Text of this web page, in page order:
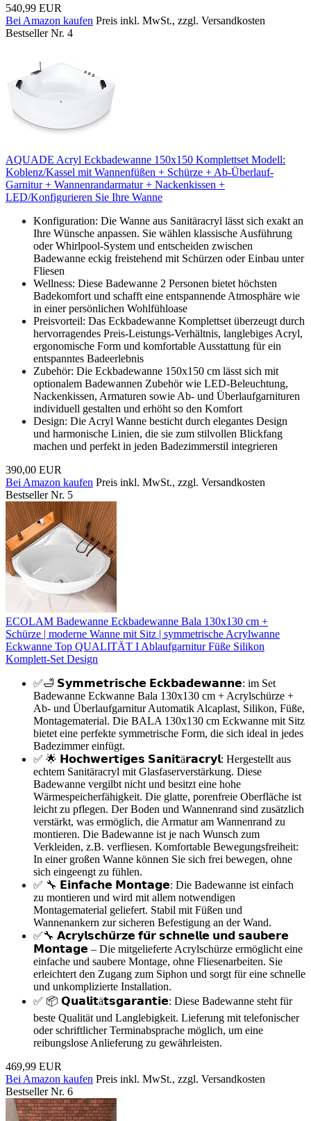
540,99 EUR
Bei Amazon kaufen Preis inkl. MwSt., zzgl. Versandkosten
Bestseller Nr. 4
AQUADE Acryl Eckbadewanne 150x150 Komplettset Modell:
Koblenz/Kassel mit Wannenfüßen + Schürze + Ab-Überlauf-
Garnitur + Wannenrandarmatur + Nackenkissen +
LED/Konfigurieren Sie Ihre Wanne
Konfiguration: Die Wanne aus Sanitäracryl lässt sich exakt an
Ihre Wünsche anpassen. Sie wählen klassische Ausführung
oder Whirlpоol-System und entscheiden zwischen
Badewanne eckig freistehend mit Schürzen oder Einbau unter
Fliesen
Wellness: Diese Badewanne 2 Personen bietet höchsten
Badekomfort und schafft eine entspannende Atmosphäre wie
in einer persönlichen Wohlfühloase
Preisvorteil: Das Eckbadewanne Komplettset überzeugt durch
hervorragendes Preis-Leistungs-Verhältnis, langlebiges Acryl,
ergonomische Form und komfortable Ausstattung für ein
entspanntes Badeerlebnis
Zubehör: Die Eckbadewanne 150x150 cm lässt sich mit
optionalem Badewannen Zubehör wie LED-Beleuchtung,
Nackenkissen, Armaturen sowie Ab- und Überlaufgarnituren
individuell gestalten und erhöht so den Komfort
Design: Die Acryl Wanne besticht durch elegantes Design
und harmonische Linien, die sie zum stilvollen Blickfang
machen und perfekt in jeden Badezimmerstil integrieren
390,00 EUR
Bei Amazon kaufen Preis inkl. MwSt., zzgl. Versandkosten
Bestseller Nr. 5
ECOLAM Badewanne Eckbadewanne Bala 130x130 cm +
Schürze | moderne Wanne mit Sitz | symmetrische Acrylwanne
Eckwanne Top QUALITÄT I Ablaufgarnitur Füße Silikon
Komplett-Set Design
✅🛁 𝗦𝘆𝗺𝗺𝗲𝘁𝗿𝗶𝘀𝗰𝗵𝗲 𝗘𝗰𝗸𝗯𝗮𝗱𝗲𝘄𝗮𝗻𝗻𝗲: im Set
Badewanne Eckwanne Bala 130x130 cm + Acrylschürze +
Ab- und Überlaufgarnitur Automatik Alcaplast, Silikon, Füße,
Montagematerial. Die BALA 130x130 cm Eckwanne mit Sitz
bietet eine perfekte symmetrische Form, die sich ideal in jedes
Badezimmer einfügt.
✅ 🌟 𝗛𝗼𝗰𝗵𝘄𝗲𝗿𝘁𝗶𝗴𝗲𝘀 𝗦𝗮𝗻𝗶𝘁ä𝗿𝗮𝗰𝗿𝘆𝗹: Hergestellt aus
echtem Sanitäracryl mit Glasfaserverstärkung. Diese
Badewanne vergilbt nicht und besitzt eine hohe
Wärmespeicherfähigkeit. Die glatte, porenfreie Oberfläche ist
leicht zu pflegen. Der Boden und Wannenrand sind zusätzlich
verstärkt, was ermöglich, die Armatur am Wannenrand zu
montieren. Die Badewanne ist je nach Wunsch zum
Verkleiden, z.B. verfliesen. Komfortable Bewegungsfreiheit:
In einer großen Wanne können Sie sich frei bewegen, ohne
sich eingeengt zu fühlen.
✅ 🔧 𝗘𝗶𝗻𝗳𝗮𝗰𝗵𝗲 𝗠𝗼𝗻𝘁𝗮𝗴𝗲: Die Badewanne ist einfach
zu montieren und wird mit allem notwendigen
Montagematerial geliefert. Stabil mit Füßen und
Wannenankern zur sicheren Befestigung an der Wand.
✅🔧 𝗔𝗰𝗿𝘆𝗹𝘀𝗰𝗵𝘂̈𝗿𝘇𝗲 𝗳𝘂̈𝗿 𝘀𝗰𝗵𝗻𝗲𝗹𝗹𝗲 𝘂𝗻𝗱 𝘀𝗮𝘂𝗯𝗲𝗿𝗲
𝗠𝗼𝗻𝘁𝗮𝗴𝗲 – Die mitgelieferte Acrylschürze ermöglicht eine
einfache und saubere Montage, ohne Fliesenarbeiten. Sie
erleichtert den Zugang zum Siphon und sorgt für eine schnelle
und unkomplizierte Installation.
✅ 📦 𝗤𝘂𝗮𝗹𝗶𝘁ä𝘁𝘀𝗴𝗮𝗿𝗮𝗻𝘁𝗶𝗲: Diese Badewanne steht für
beste Qualität und Langlebigkeit. Lieferung mit telefonischer
oder schriftlicher Terminabsprache möglich, um eine
reibungslose Anlieferung zu gewährleisten.
469,99 EUR
Bei Amazon kaufen Preis inkl. MwSt., zzgl. Versandkosten
Bestseller Nr. 6